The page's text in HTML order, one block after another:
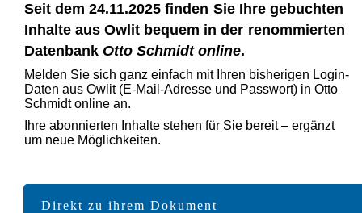
Seit dem 24.11.2025 finden Sie Ihre gebuchten
Inhalte aus Owlit bequem in der renommierten
Datenbank Otto Schmidt online.
Melden Sie sich ganz einfach mit Ihren bisherigen Login-
Daten aus Owlit (E-Mail-Adresse und Passwort) in Otto
Schmidt online an.
Ihre abonnierten Inhalte stehen für Sie bereit – ergänzt
um neue Möglichkeiten.
Direkt zu ihrem Dokument